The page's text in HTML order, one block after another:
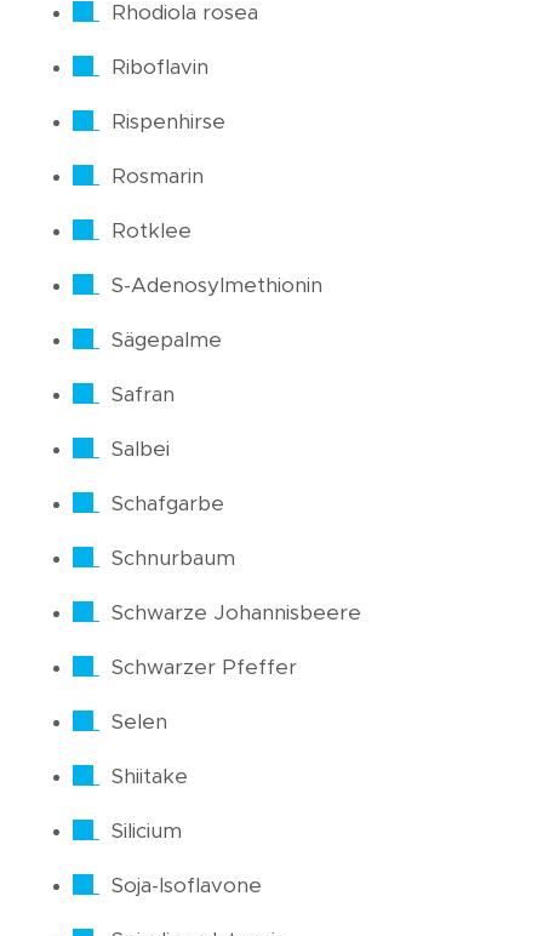
Rhodiola rosea
Riboflavin
Rispenhirse
Rosmarin
Rotklee
S-Adenosylmethionin
Sägepalme
Safran
Salbei
Schafgarbe
Schnurbaum
Schwarze Johannisbeere
Schwarzer Pfeffer
Selen
Shiitake
Silicium
Soja-Isoflavone